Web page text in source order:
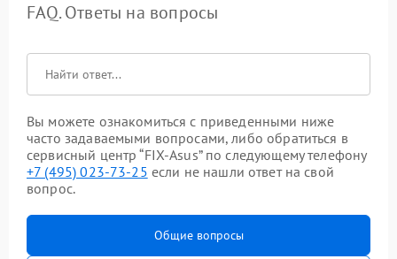
FAQ. Ответы на вопросы
Вы можете ознакомиться с приведенными ниже
часто задаваемыми вопросами, либо обратиться в
сервисный центр “FIX-Asus” по следующему телефону
+7 (495) 023-73-25 если не нашли ответ на свой
вопрос.
Общие вопросы